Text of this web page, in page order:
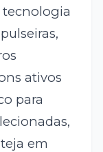
tecnologia
ativos
para
em